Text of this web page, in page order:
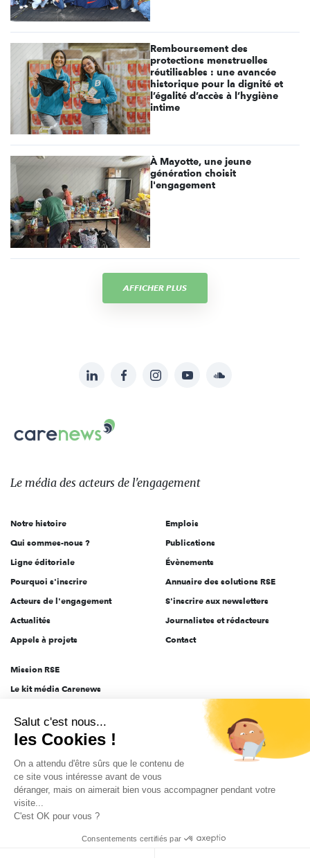
Remboursement des
protections menstruelles
réutilisables : une avancée
historique pour la dignité et
l’égalité d’accès à l’hygiène
intime
À Mayotte, une jeune
génération choisit
l'engagement
AFFICHER PLUS
sur:
LinkedInFacebookInstagramYouTubeSoundcloud
Carenews,
Le
des
l'engagement
Le média des acteurs de l'engagement
Notre histoire
Qui sommes-nous ?
Ligne éditoriale
Pourquoi s'inscrire
Acteurs de l'engagement
Actualités
Appels à projets
Emplois
Publications
Évènements
Annuaire des solutions RSE
S'inscrire aux newsletters
Journalistes et rédacteurs
Contact
Mission RSE
Le kit média Carenews
AEF info
Novethic
PRODURABLE
Inclusiv Day
Données personnelles Mentions légales 2025-2026 Tout droits réservés
Salut c'est nous...
les Cookies !
On a attendu d'être sûrs que le contenu de
ce site vous intéresse avant de vous
déranger, mais on aimerait bien vous accompagner pendant votre
visite...
C'est OK pour vous ?
Consentements certifiés par